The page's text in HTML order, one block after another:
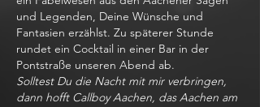
und Legenden, Deine Wünsche und
Fantasien erzählst. Zu späterer Stunde
rundet ein Cocktail in einer Bar in der
Pontstraße unseren Abend ab.
Solltest Du die Nacht mit mir verbringen,
dann hofft Callboy Aachen, das Aachen am